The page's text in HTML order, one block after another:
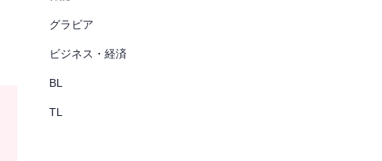
グラビア
ビジネス・経済
BL
TL